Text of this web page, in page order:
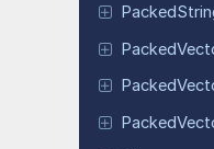
Packed
Packed
Packed
Packed